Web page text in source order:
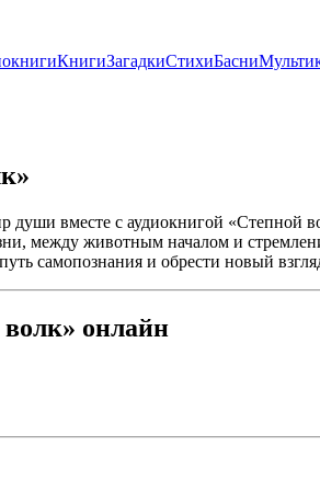
КнигиЗагадкиСтихиБасни
души вместе с аудиокнигой «Степной
между животным началом и
самопознания и обрести новый
онлайн